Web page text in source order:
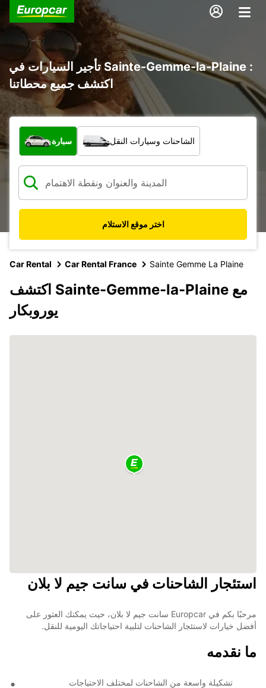
تأجير السيارات في Sainte-Gemme-la-Plaine :
اكتشف جميع محطاتنا
ما نوع المركبة؟
سيارة الشاحنات وسيارات النقل
اختر موقع الاستلام
Car Rental Car Rental France Sainte Gemme La Plaine
اكتشف Sainte-Gemme-la-Plaine مع
يوروبكار
استئجار الشاحنات في سانت جيم لا بلان
مرحبًا بكم في Europcar سانت جيم لا بلان، حيث يمكنك العثور على
أفضل خيارات لاستئجار الشاحنات لتلبية احتياجاتك اليومية للنقل.
ما نقدمه
تشكيلة واسعة من الشاحنات لمختلف الاحتياجات